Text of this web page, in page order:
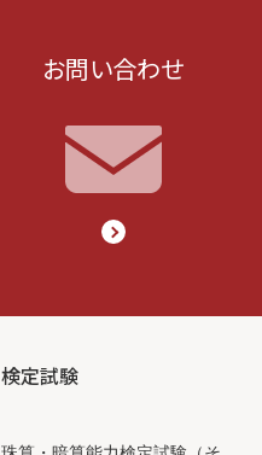
お問い合わせ
検定試験